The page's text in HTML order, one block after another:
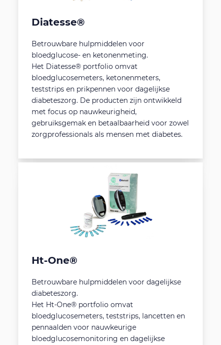
Diatesse®
Betrouwbare hulpmiddelen voor
bloedglucose- en ketonenmeting.
Het Diatesse® portfolio omvat
bloedglucosemeters, ketonenmeters,
teststrips en prikpennen voor dagelijkse
diabeteszorg. De producten zijn ontwikkeld
met focus op nauwkeurigheid,
gebruiksgemak en betaalbaarheid voor zowel
zorgprofessionals als mensen met diabetes.
Ht-One®
Betrouwbare hulpmiddelen voor dagelijkse
diabeteszorg.
Het Ht-One® portfolio omvat
bloedglucosemeters, teststrips, lancetten en
pennaalden voor nauwkeurige
bloedglucosemonitoring en dagelijkse